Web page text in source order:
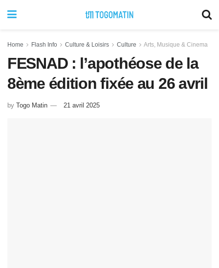
Home Flash Info Culture & Loisirs Culture Arts, Musique & Cinema
FESNAD : l’apothéose de la
8ème édition fixée au 26 avril
by Togo Matin 21 avril 2025